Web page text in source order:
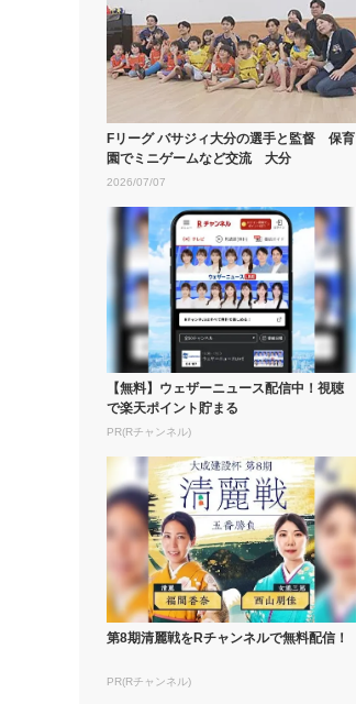
Fリーグ バサジィ大分の選手と監督 保育
園でミニゲームなど交流 大分
2026/07/07
【無料】ウェザーニュース配信中！視聴
で楽天ポイント貯まる
PR(Rチャンネル)
第8期清麗戦をRチャンネルで無料配信！
PR(Rチャンネル)